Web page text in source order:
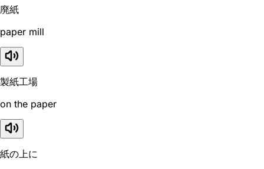
廃紙
paper mill
製紙工場
on the paper
紙の上に